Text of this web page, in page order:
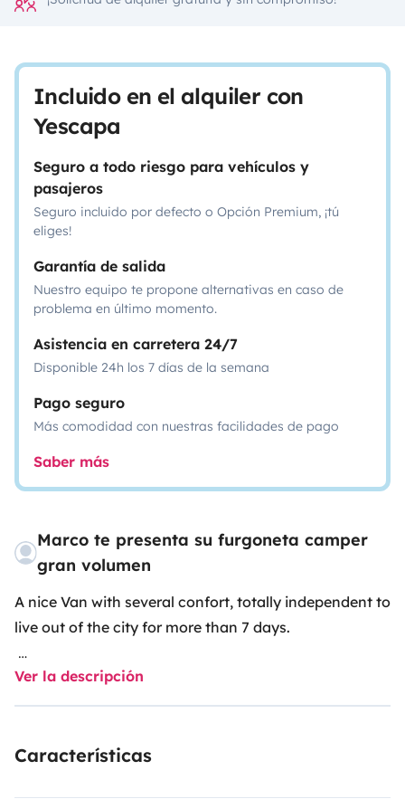
Incluido en el alquiler con
Yescapa
Seguro a todo riesgo para vehículos y
pasajeros
Seguro incluido por defecto o Opción Premium, ¡tú
eliges!
Garantía de salida
Nuestro equipo te propone alternativas en caso de
problema en último momento.
Asistencia en carretera 24/7
Disponible 24h los 7 días de la semana
Pago seguro
Más comodidad con nuestras facilidades de pago
Saber más
Marco te presenta su furgoneta camper
gran volumen
A nice Van with several confort, totally independent to
live out of the city for more than 7 days.
Van built on a FIAT Ducato platform. The interior
features a living area with kitchenette, a bathroom,
Ver la descripción
Características